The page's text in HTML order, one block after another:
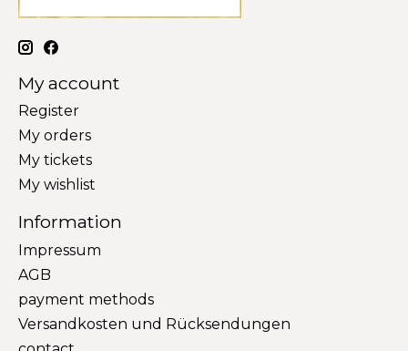
My account
Register
My orders
My tickets
My wishlist
Information
Impressum
AGB
payment methods
Versandkosten und Rücksendungen